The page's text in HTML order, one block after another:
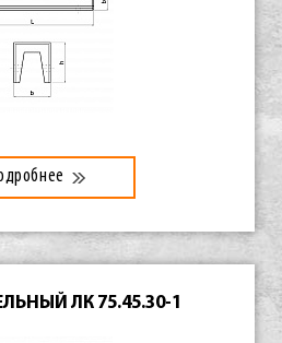
ЛК 75.45.30-1